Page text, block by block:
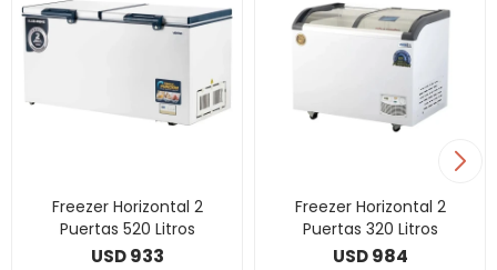
Freezer Horizontal 2
Puertas 520 Litros
USD 933
Freezer Horizontal 2
Puertas 320 Litros
USD 984